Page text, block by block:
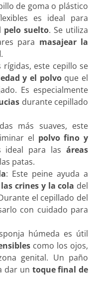
de goma o plástico
es ideal para
pelo suelto. Se utiliza
para masajear la
.
rígidas, este cepillo se
y el polvoque el
Es especialmente
durante cepillado
más suaves, este
el polvo fino y
ideal para las áreas
patas.
: Este peine ayuda a
crines y la cola del
el cepillado del
con cuidado para
húmeda es útil
como los ojos,
genital. Un paño
dar un toque final de